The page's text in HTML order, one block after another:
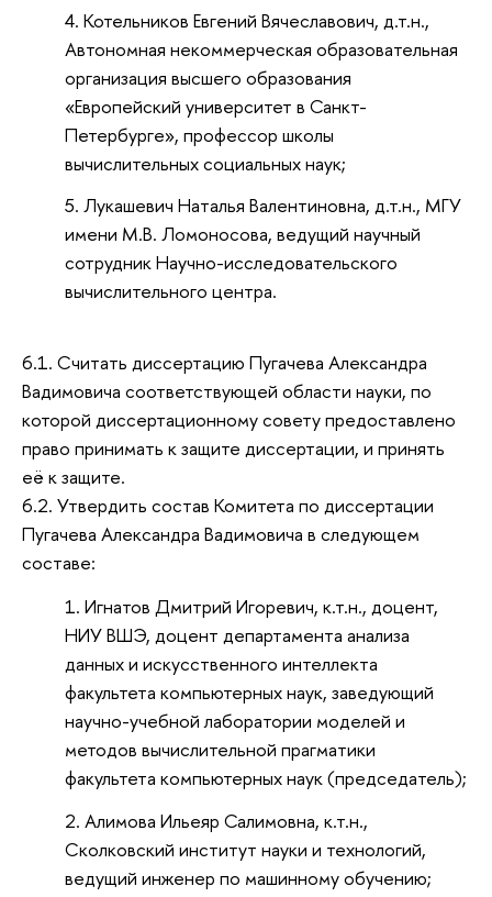
Котельников Евгений Вячеславович, д.т.н.,
Автономная некоммерческая образовательная
организация высшего образования
«Европейский университет в Санкт-
Петербурге», профессор школы
вычислительных социальных наук;
Лукашевич Наталья Валентиновна, д.т.н., МГУ
имени М.В. Ломоносова, ведущий научный
сотрудник Научно-исследовательского
вычислительного центра.
6.1. Считать диссертацию Пугачева Александра
Вадимовича соответствующей области науки, по
которой диссертационному совету предоставлено
право принимать к защите диссертации, и принять
её к защите.
6.2. Утвердить состав Комитета по диссертации
Пугачева Александра Вадимовича в следующем
составе:
Игнатов Дмитрий Игоревич, к.т.н., доцент,
НИУ ВШЭ, доцент департамента анализа
данных и искусственного интеллекта
факультета компьютерных наук, заведующий
научно-учебной лаборатории моделей и
методов вычислительной прагматики
факультета компьютерных наук (председатель);
Алимова Ильеяр Салимовна, к.т.н.,
Сколковский институт науки и технологий,
ведущий инженер по машинному обучению;